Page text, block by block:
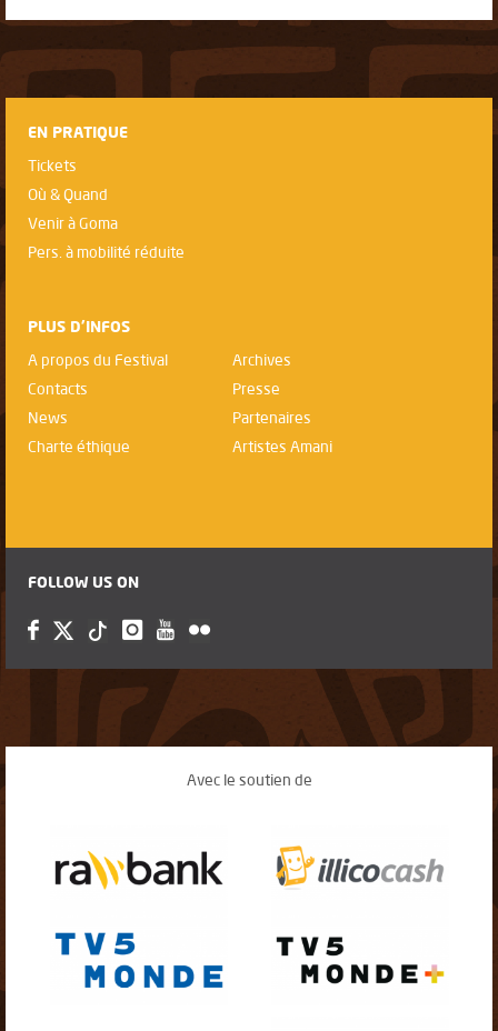
EN PRATIQUE
Tickets
Où & Quand
Venir à Goma
Pers. à mobilité réduite
PLUS D'INFOS
A propos du Festival
Contacts
News
Charte éthique
Archives
Presse
Partenaires
Artistes Amani
FOLLOW US ON
Avec le soutien de